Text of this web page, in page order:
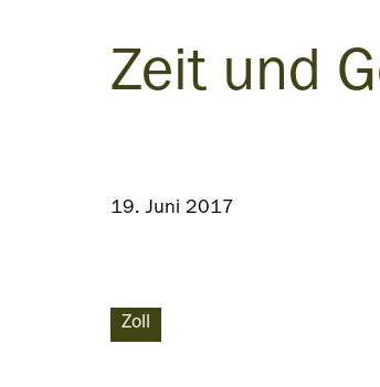
Zeit und
19. Juni 2017
Zoll